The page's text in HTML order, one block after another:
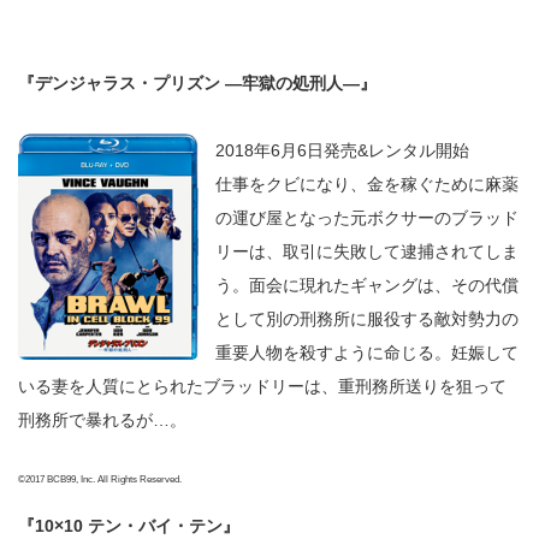
『デンジャラス・プリズン —牢獄の処刑人—』
2018年6月6日発売&レンタル開始
仕事をクビになり、金を稼ぐために麻薬
の運び屋となった元ボクサーのブラッド
リーは、取引に失敗して逮捕されてしま
う。面会に現れたギャングは、その代償
として別の刑務所に服役する敵対勢力の
重要人物を殺すように命じる。妊娠して
いる妻を人質にとられたブラッドリーは、重刑務所送りを狙って
刑務所で暴れるが…。
©2017 BCB99, Inc. All Rights Reserved.
『10×10 テン・バイ・テン』